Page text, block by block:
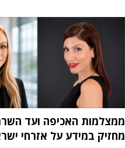
ממצלמות האכיפה ועד
מחזיק במידע על אזרחי